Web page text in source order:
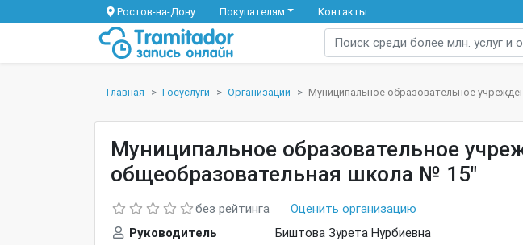
Ростов-на-Дону Покупателям Контакты
Главная Госуслуги Организации Муниципальное образовательное
Муниципальное образовательное
общеобразовательная школа № 15"
без рейтинга
Оценить организацию
Руководитель
Биштова Зурета Нурбиевна